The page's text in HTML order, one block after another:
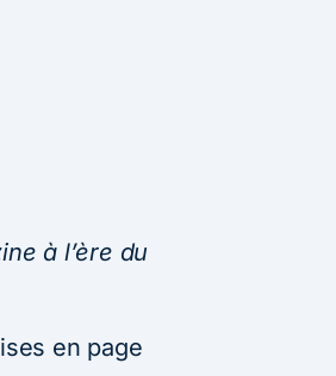
à l’ère du
en page